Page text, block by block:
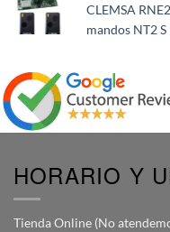
CLEMSA
mandos NT2 S
HORARIO Y
Tienda Online (No